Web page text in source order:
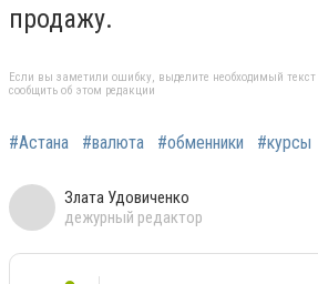
продажу.
Если вы заметили ошибку, выделите необходимый
сообщить об этом редакции
#Астана #валюта #обменники #курсы
Злата Удовиченко
дежурный редактор